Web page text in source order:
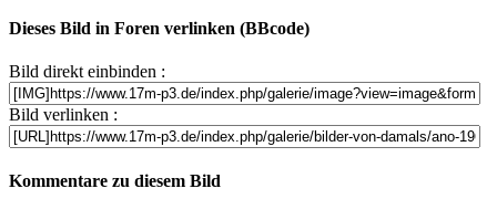
Dieses Bild in Foren verlinken (BBcode)
Bild direkt einbinden :
Bild verlinken :
Kommentare zu diesem Bild